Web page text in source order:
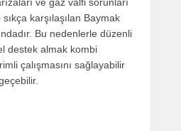
ve gaz valfi sorunları
karşılaşılan Baymak
Bu nedenlerle düzenli
destek almak kombi
çalışmasını sağlayabilir